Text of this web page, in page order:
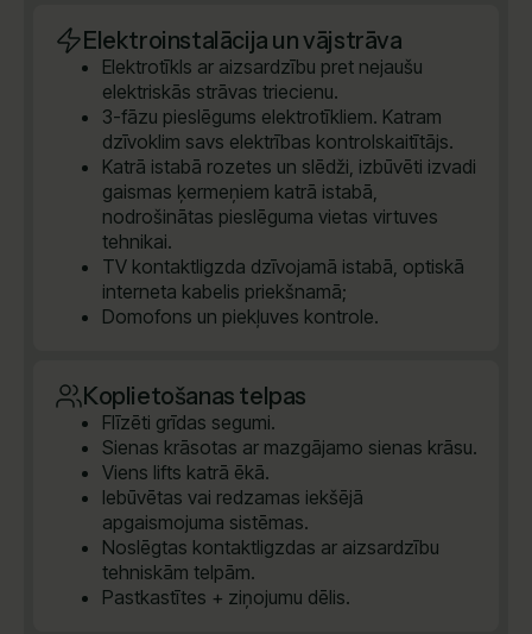
Elektroinstalācija un vājstrāva
Elektrotīkls ar aizsardzību pret nejaušu
elektriskās strāvas triecienu.
3-fāzu pieslēgums elektrotīkliem. Katram
dzīvoklim savs elektrības kontrolskaitītājs.
Katrā istabā rozetes un slēdži, izbūvēti izvadi
gaismas ķermeņiem katrā istabā,
nodrošinātas pieslēguma vietas virtuves
tehnikai.
TV kontaktligzda dzīvojamā istabā, optiskā
interneta kabelis priekšnamā;
Domofons un piekļuves kontrole.
Koplietošanas telpas
Flīzēti grīdas segumi.
Sienas krāsotas ar mazgājamo sienas krāsu.
Viens lifts katrā ēkā.
Iebūvētas vai redzamas iekšējā
apgaismojuma sistēmas.
Noslēgtas kontaktligzdas ar aizsardzību
tehniskām telpām.
Pastkastītes + ziņojumu dēlis.